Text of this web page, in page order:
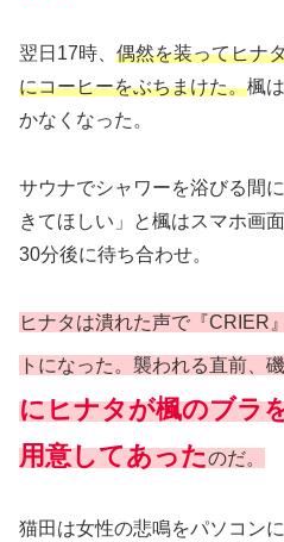
翌日17時、 偶然を装ってヒナ
にコーヒーをぶちまけた。楓
かなくなった。
サウナでシャワーを浴びる間
きてほしい」と楓はスマホ画
30分後に待ち合わせ。
ヒナタは潰れた声で『CRIER
トになった。襲われる直前、
にヒナタが楓のブラ
用意してあったのだ。
猫田は女性の悲鳴をパソコン